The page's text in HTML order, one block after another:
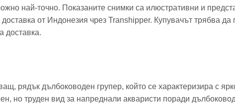
най-точно. Показаните снимки са илюстративни и
от Индонезия чрез Transhipper. Купувачът трябва
доставка.
рядък дълбоководен групер, който се характеризира с
но труден вид за напреднали акваристи поради